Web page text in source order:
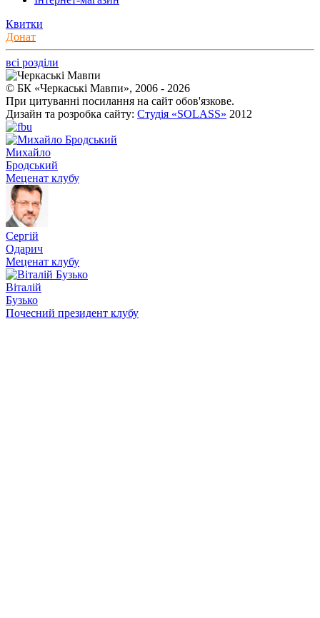
Квитки
Донат
всі розділи
© БК «Черкаські Мавпи», 2006 - 2026
При цитуванні посилання на сайт обов'язкове.
Дизайн та розробка сайту: Студія «SOLASS» 2012
Михайло
Бродський
Меценат клубу
Сергій
Одарич
Меценат клубу
Віталій
Бузько
Почесний президент клубу